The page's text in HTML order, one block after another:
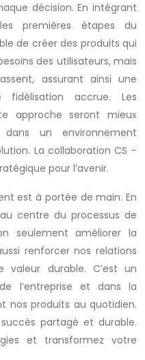
décision. En intégrant
premières étapes du
de créer des produits qui
des utilisateurs, mais
assurant ainsi une
accrue. Les
approche seront mieux
dans un environnement
La collaboration CS –
pour l’avenir.
est à portée de main. En
centre du processus de
seulement améliorer la
renforcer nos relations
durable. C’est un
l’entreprise et dans la
nos produits au quotidien.
partagé et durable.
et transformez votre